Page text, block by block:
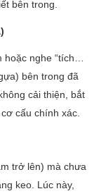
bên trong.
nghe “tích…
bên trong đã
cải thiện, bắt
cấu chính xác.
trở lên) mà chưa
keo. Lúc này,